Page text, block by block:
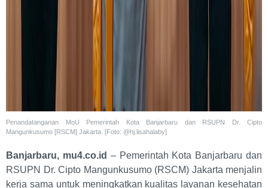
Penandatanganan MoU Pemerintah Kota Banjarbaru dan RSUPN Dr. Cipto
Mangunkusumo [RSCM] Jakarta. [Foto: @hj.lisahalaby]
Banjarbaru, mu4.co.id – Pemerintah Kota Banjarbaru dan
RSUPN Dr. Cipto Mangunkusumo (RSCM) Jakarta menjalin
kerja sama untuk meningkatkan kualitas layanan kesehatan